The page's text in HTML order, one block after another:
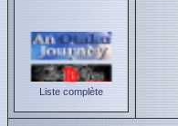
Liste complète